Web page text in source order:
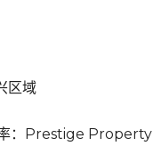
区域
：Prestige Property